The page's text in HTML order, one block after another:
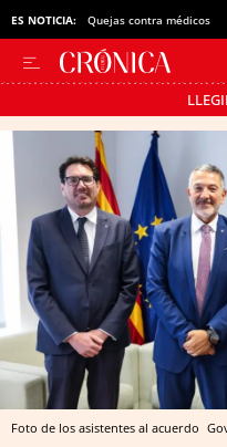
ES NOTICIA: Quejas contra médicos
Pásate al
Foto de los asistentes al acuerdo